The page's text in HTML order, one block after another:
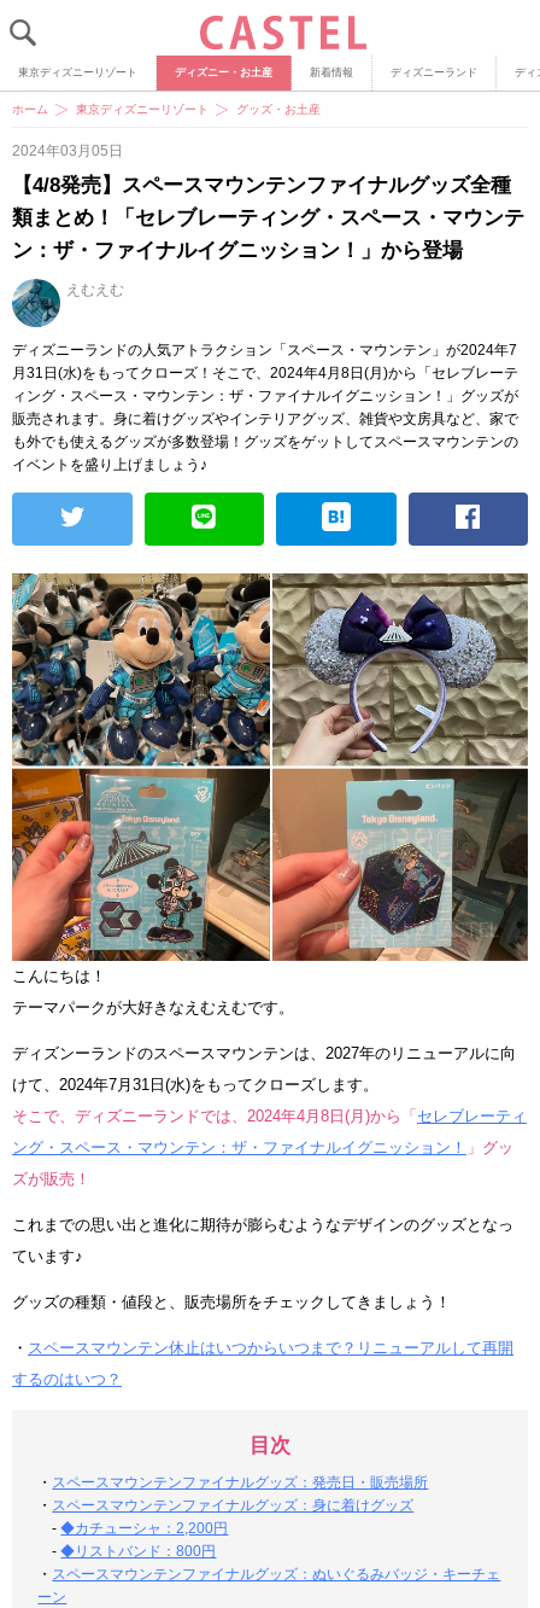
東京ディズニーリゾート ディズニー・お土産 新着情報 ディズニーランド ディ
ホーム 東京ディズニーリゾート グッズ・お土産
2024年03月05日
【4/8発売】スペースマウンテンファイナルグッズ全種
類まとめ！「セレブレーティング・スペース・マウンテ
ン：ザ・ファイナルイグニッション！」から登場
えむえむ
ディズニーランドの人気アトラクション「スペース・マウンテン」が2024年7
月31日(水)をもってクローズ！そこで、2024年4月8日(月)から「セレブレーテ
ィング・スペース・マウンテン：ザ・ファイナルイグニッション！」グッズが
販売されます。身に着けグッズやインテリアグッズ、雑貨や文房具など、家で
も外でも使えるグッズが多数登場！グッズをゲットしてスペースマウンテンの
イベントを盛り上げましょう♪
こんにちは！
テーマパークが大好きなえむえむです。
ディズンーランドのスペースマウンテンは、2027年のリニューアルに向
けて、2024年7月31日(水)をもってクローズします。
そこで、ディズニーランドでは、2024年4月8日(月)から「 セレブレーティ
ング・スペース・マウンテン：ザ・ファイナルイグニッション！ 」グッ
ズが販売！
これまでの思い出と進化に期待が膨らむようなデザインのグッズとなっ
ています♪
グッズの種類・値段と、販売場所をチェックしてきましょう！
・ スペースマウンテン休止はいつからいつまで？リニューアルして再開
するのはいつ？
目次
・ スペースマウンテンファイナルグッズ：発売日・販売場所
・ スペースマウンテンファイナルグッズ：身に着けグッズ
-◆カチューシャ：2,200円
-◆リストバンド：800円
・ スペースマウンテンファイナルグッズ：ぬいぐるみバッジ・キーチェ
ーン